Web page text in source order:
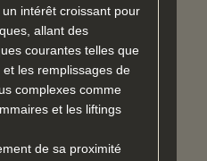
intérêt croissant pour
allant des
courantes telles que
et les remplissages de
complexes comme
et les liftings
de sa proximité